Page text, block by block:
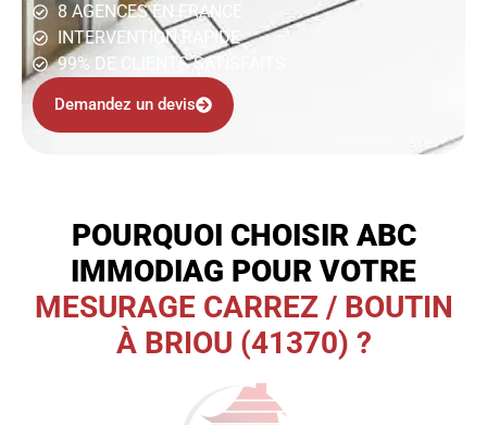
8 AGENCES EN FRANCE
INTERVENTION RAPIDE
99% DE CLIENTS SATISFAITS
Demandez un devis
POURQUOI CHOISIR ABC
IMMODIAG POUR VOTRE
MESURAGE CARREZ / BOUTIN
À BRIOU (41370) ?